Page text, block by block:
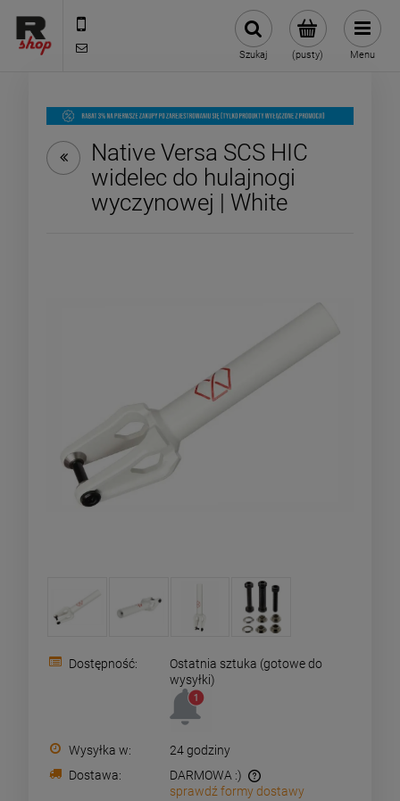
(pusty)
Szukaj Menu
Native Versa SCS HIC
widelec do hulajnogi
wyczynowej | White
Dostępność:
Ostatnia sztuka (gotowe do
wysyłki)
Wysyłka w:
24 godziny
Dostawa:
DARMOWA :)
Zamówienia o wartości powyżej 199pln wysyłamy za
sprawdź formy dostawy